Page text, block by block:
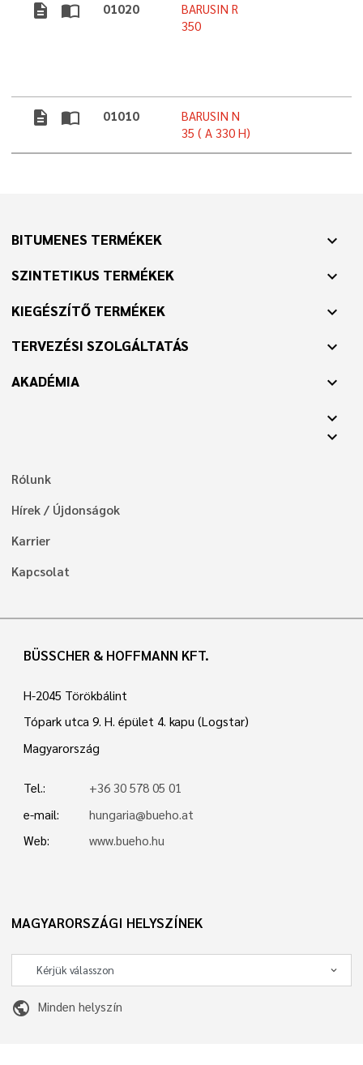
description import_contacts 01020
BARUSIN R
350
description import_contacts 01010
BARUSIN N
35 ( A 330 H)
BITUMENES TERMÉKEK expand_more
SZINTETIKUS TERMÉKEK expand_more
KIEGÉSZÍTŐ TERMÉKEK expand_more
TERVEZÉSI SZOLGÁLTATÁS expand_more
AKADÉMIA
expand_more
expand_more
expand_more
Rólunk
Hírek / Újdonságok
Karrier
Kapcsolat
BÜSSCHER & HOFFMANN KFT.
H-2045 Törökbálint
Tópark utca 9. H. épület 4. kapu (Logstar)
Magyarország
Tel.:
+36 30 578 05 01
e-mail:
hungaria@bueho.at
Web:
www.bueho.hu
MAGYARORSZÁGI HELYSZÍNEK
public Minden helyszín